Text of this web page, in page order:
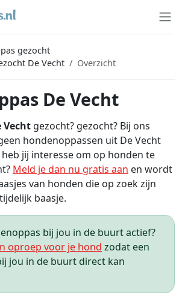
gezocht
De Vecht
Overzicht
De Vecht
Vecht gezocht? gezocht? Bij ons
hondenoppassen uit De Vecht
jij interesse om op honden te
Meld je dan nu gratis aan en wordt
van honden die op zoek zijn
baasje.
bij jou in de buurt actief?
oproep voor je hond zodat een
jou in de buurt direct kan